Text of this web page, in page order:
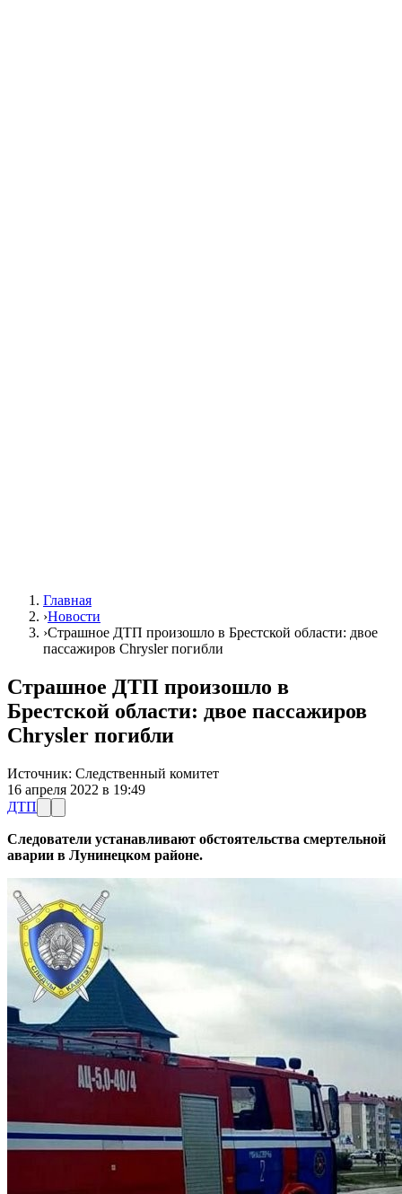
Главная
›Новости
›Страшное ДТП произошло в Брестской области: двое
пассажиров Chrysler погибли
Страшное ДТП произошло в
Брестской области: двое пассажиров
Chrysler погибли
Источник: Следственный комитет
16 апреля 2022 в 19:49
ДТП
Следователи устанавливают обстоятельства смертельной
аварии в Лунинецком районе.